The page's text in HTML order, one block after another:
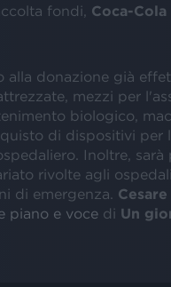
fondi, Coca-Cola
alla donazione già
mezzi per
biologico,
di dispositivi per
Inoltre, sarà
rivolte agli
di emergenza.
piano e vocedi Un